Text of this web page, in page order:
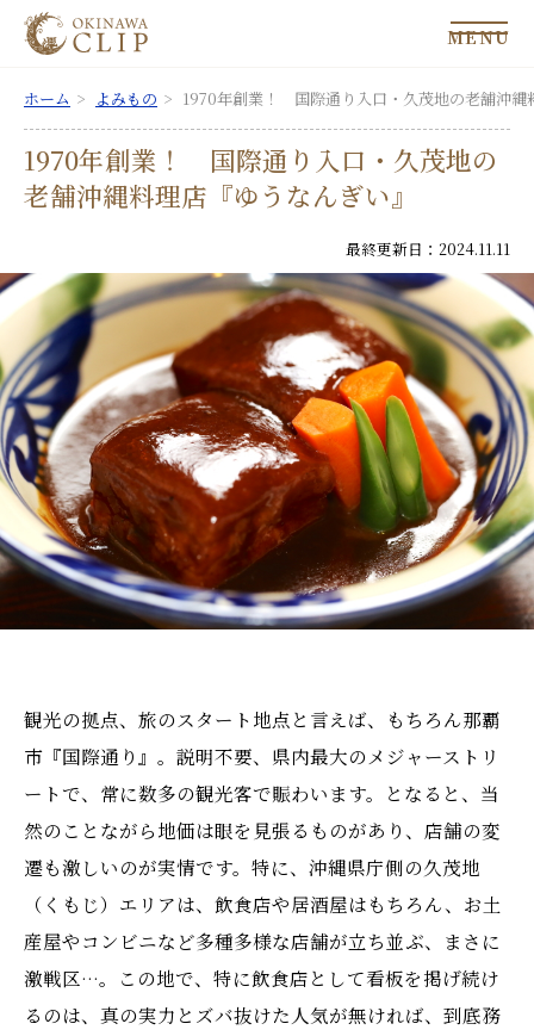
MENU
ホーム よみもの 1970年創業！ 国際通り入口・久茂地の老舗沖縄
1970年創業！ 国際通り入口・久茂地の
老舗沖縄料理店『ゆうなんぎい』
最終更新日：2024.11.11
観光の拠点、旅のスタート地点と言えば、もちろん那覇
市『国際通り』。説明不要、県内最大のメジャーストリ
ートで、常に数多の観光客で賑わいます。となると、当
然のことながら地価は眼を見張るものがあり、店舗の変
遷も激しいのが実情です。特に、沖縄県庁側の久茂地
（くもじ）エリアは、飲食店や居酒屋はもちろん、お土
産屋やコンビニなど多種多様な店舗が立ち並ぶ、まさに
激戦区…。この地で、特に飲食店として看板を掲げ続け
るのは、真の実力とズバ抜けた人気が無ければ、到底務